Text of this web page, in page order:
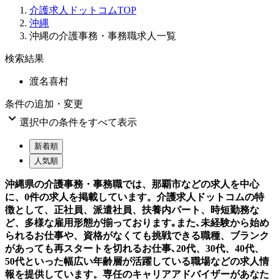
介護求人ドットコムTOP
沖縄
沖縄の介護事務・事務職求人一覧
検索結果
渡名喜村
条件の追加・変更
 選択中の条件をすべて表示
新着順
人気順
沖縄県の介護事務・事務職では、那覇市などの求人を中心
に、0件の求人を掲載しています。介護求人ドットコムの特
徴として、正社員、派遣社員、扶養内パート、時短勤務な
ど、多様な雇用形態が揃っております｡また､未経験から始め
られるお仕事や、資格がなくても挑戦できる職種、ブランク
があっても再スタートを切れるお仕事､20代、30代、40代、
50代といった幅広い年齢層が活躍している職場などの求人情
報を提供しています。専任のキャリアアドバイザーがあなた